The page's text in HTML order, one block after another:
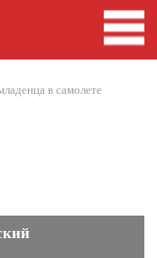
в самолете